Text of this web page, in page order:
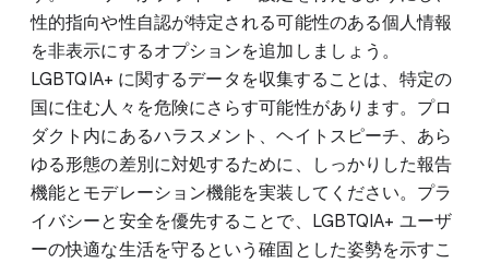
性的指向や性自認が特定される可能性のある個人情報
を非表示にするオプションを追加しましょう。
LGBTQIA+ に関するデータを収集することは、特定の
国に住む人々を危険にさらす可能性があります。プロ
ダクト内にあるハラスメント、ヘイトスピーチ、あら
ゆる形態の差別に対処するために、しっかりした報告
機能とモデレーション機能を実装してください。プラ
イバシーと安全を優先することで、LGBTQIA+ ユーザ
ーの快適な生活を守るという確固とした姿勢を示すこ